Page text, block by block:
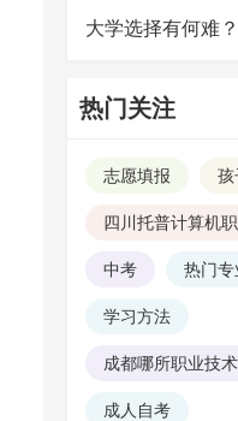
大学选择有何难
热门关注
志愿填报 孩
四川托普计算机
中考 热门专
学习方法
成都哪所职业技
成人自考